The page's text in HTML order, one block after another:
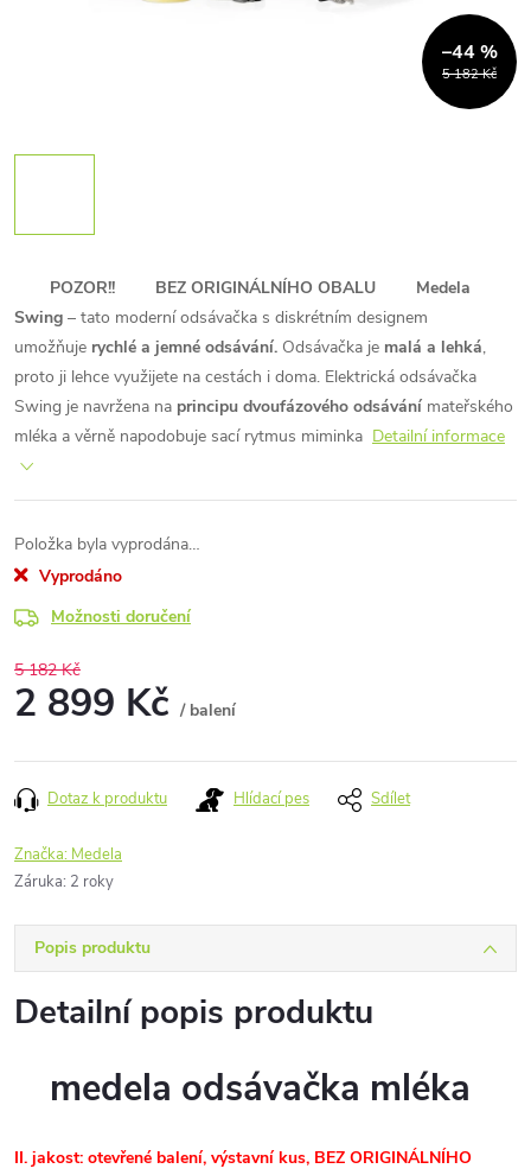
5 182 Kč
–44 %
POZOR!! BEZ ORIGINÁLNÍHO OBALU
Medela
Swing – tato moderní odsávačka s diskrétním designem
umožňuje rychlé a jemné odsávání. Odsávačka je malá a lehká,
proto ji lehce využijete na cestách i doma. Elektrická odsávačka
Swing je navržena na principu dvoufázového odsávání mateřského
mléka a věrně napodobuje sací rytmus miminka Detailní informace
Položka byla vyprodána…
Vyprodáno
Možnosti doručení
5 182 Kč
2 899 Kč / balení
cena:
Dotaz k produktu Hlídací pes Sdílet
Značka: Medela
Záruka: 2 roky
Popis produktu
Detailní popis produktu
medela odsávačka mléka
II. jakost: otevřené balení, výstavní kus, BEZ ORIGINÁLNÍHO